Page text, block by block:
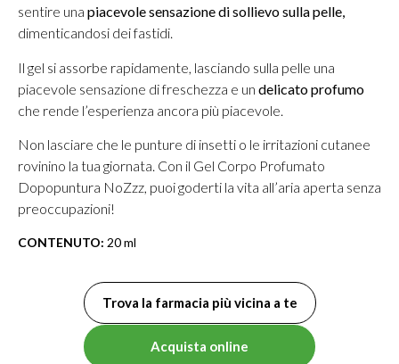
sentire una piacevole sensazione di sollievo sulla pelle,
dimenticandosi dei fastidi.
Il gel si assorbe rapidamente, lasciando sulla pelle una
piacevole sensazione di freschezza e un delicato profumo
che rende l’esperienza ancora più piacevole.
Non lasciare che le punture di insetti o le irritazioni cutanee
rovinino la tua giornata. Con il Gel Corpo Profumato
Dopopuntura NoZzz, puoi goderti la vita all’aria aperta senza
preoccupazioni!
CONTENUTO: 20 ml
Trova la farmacia più vicina a te
Acquista online